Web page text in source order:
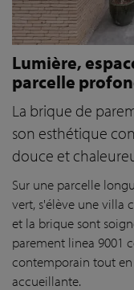
Lumière,
parcelle
La brique de
son esthétique
douce et
Sur une parcelle
vert, s'élève une villa
et la brique sont
parement linea 9001
contemporain tout
accueillante.